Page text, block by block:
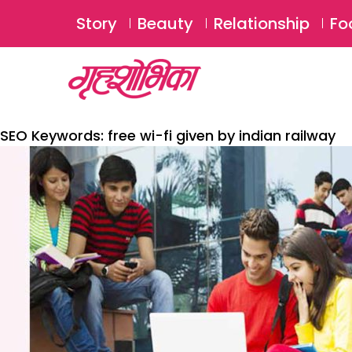
Story Beauty Relationship
SEO Keywords: free wi-fi given by indian railway